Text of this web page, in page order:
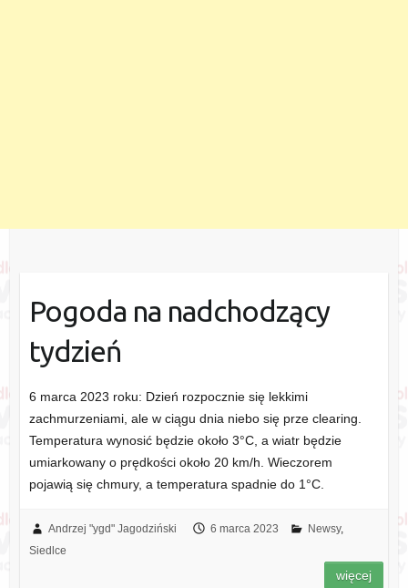
Pogoda na nadchodzący
tydzień
6 marca 2023 roku: Dzień rozpocznie się lekkimi
zachmurzeniami, ale w ciągu dnia niebo się prze clearing.
Temperatura wynosić będzie około 3°C, a wiatr będzie
umiarkowany o prędkości około 20 km/h. Wieczorem
pojawią się chmury, a temperatura spadnie do 1°C.
Andrzej "ygd" Jagodziński 6 marca 2023 Newsy,
Siedlce
więcej